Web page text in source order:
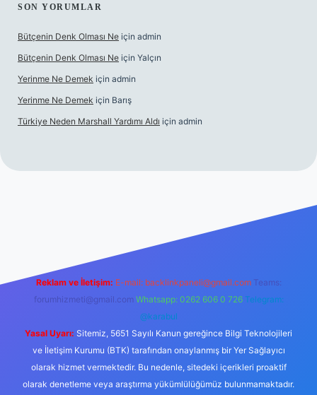
SON YORUMLAR
Bütçenin Denk Olması Ne için admin
Bütçenin Denk Olması Ne için Yalçın
Yerinme Ne Demek için admin
Yerinme Ne Demek için Barış
Türkiye Neden Marshall Yardımı Aldı için admin
Reklam ve İletişim: E-mail: backlinkpaneli@gmail.com Teams:
forumhizmeti@gmail.com Whatsapp: 0262 606 0 726 Telegram:
@karabul
Yasal Uyarı: Sitemiz, 5651 Sayılı Kanun gereğince Bilgi Teknolojileri
ve İletişim Kurumu (BTK) tarafından onaylanmış bir Yer Sağlayıcı
olarak hizmet vermektedir. Bu nedenle, sitedeki içerikleri proaktif
olarak denetleme veya araştırma yükümlülüğümüz bulunmamaktadır.